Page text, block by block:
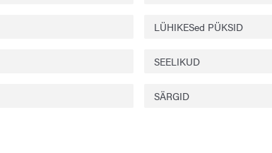
LÜHIKESed PÜKSID
SEELIKUD
SÄRGID